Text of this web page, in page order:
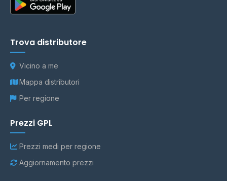
Trova distributore
Vicino a me
Mappa distributori
Per regione
Prezzi GPL
Prezzi medi per regione
Aggiornamento prezzi